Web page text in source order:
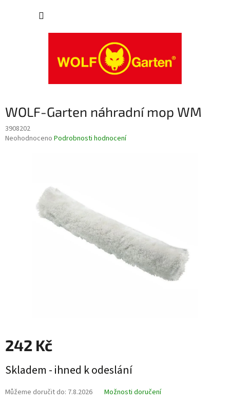
WOLF-Garten náhradní mop WM
3908202
Průměrné
hvězdiček.
Neohodnoceno Podrobnosti hodnocení
242 Kč
cena:
Skladem - ihned k odeslání
Můžeme doručit do: 7.8.2026 Možnosti doručení